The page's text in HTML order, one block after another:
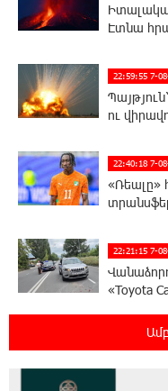
Էտնա
22:59:55 7-
ու
22:40:18 7-
«Ռեալը»
22:21:15 7-
«Toyota
22:03:58 7-